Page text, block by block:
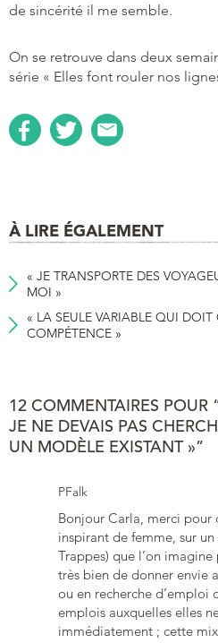
de sincérité il me semble.
On se retrouve dans deux
série « Elles font rouler nos
À LIRE ÉGALEMENT
« JE TRANSPORTE DES
MOI »
« LA SEULE VARIABLE QUI DOIT
COMPÉTENCE »
12 COMMENTAIRES POUR
JE NE DEVAIS PAS
UN MODÈLE EXISTANT »”
PFalk
Bonjour Carla, merci pour
inspirant de femme, sur
Trappes) que l’on
très bien de donner envie
ou en recherche d’emploi
emplois auxquelles elles
immédiatement ; cette